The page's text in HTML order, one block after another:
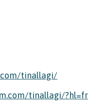
tinallagi/
tinallagi/?hl=fr